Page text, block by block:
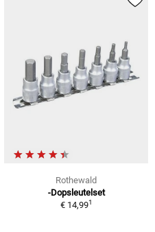
Rothewald
-Dopsleutelset
€ 14,991